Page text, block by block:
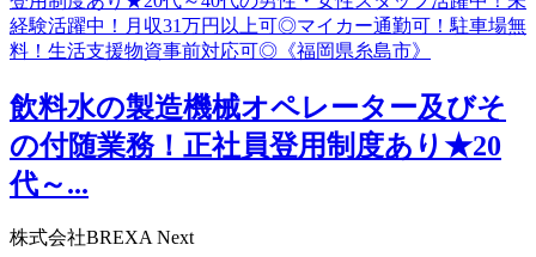
飲料水の製造機械オペレーター及びそ
の付随業務！正社員登用制度あり★20
代～...
株式会社BREXA Next